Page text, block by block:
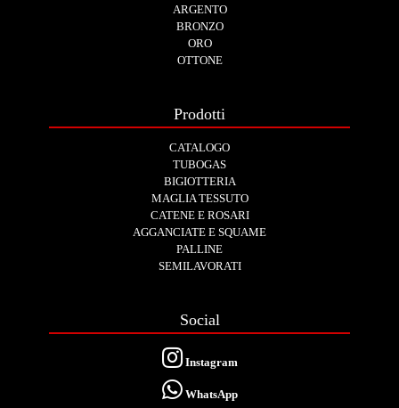
ARGENTO
BRONZO
ORO
OTTONE
Prodotti
CATALOGO
TUBOGAS
BIGIOTTERIA
MAGLIA TESSUTO
CATENE E ROSARI
AGGANCIATE E SQUAME
PALLINE
SEMILAVORATI
Social
Instagram
WhatsApp